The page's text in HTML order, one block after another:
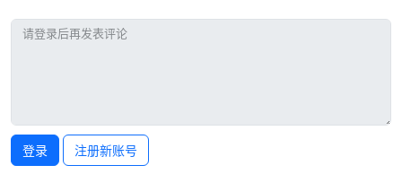
登录 注册新账号